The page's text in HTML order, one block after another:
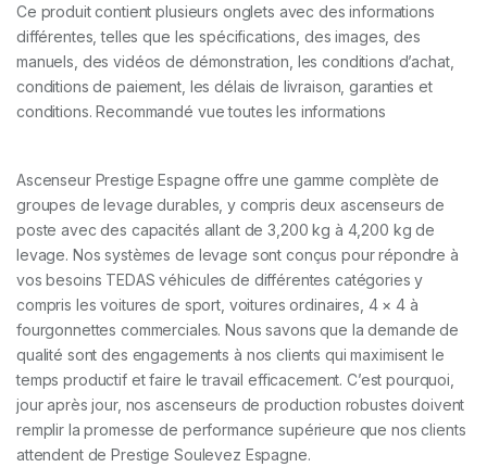
Ce produit contient plusieurs onglets avec des informations
différentes, telles que les spécifications, des images, des
manuels, des vidéos de démonstration, les conditions d’achat,
conditions de paiement, les délais de livraison, garanties et
conditions. Recommandé vue toutes les informations
Ascenseur Prestige Espagne offre une gamme complète de
groupes de levage durables, y compris deux ascenseurs de
poste avec des capacités allant de 3,200 kg à 4,200 kg de
levage. Nos systèmes de levage sont conçus pour répondre à
vos besoins TEDAS véhicules de différentes catégories y
compris les voitures de sport, voitures ordinaires, 4 × 4 à
fourgonnettes commerciales. Nous savons que la demande de
qualité sont des engagements à nos clients qui maximisent le
temps productif et faire le travail efficacement. C’est pourquoi,
jour après jour, nos ascenseurs de production robustes doivent
remplir la promesse de performance supérieure que nos clients
attendent de Prestige Soulevez Espagne.